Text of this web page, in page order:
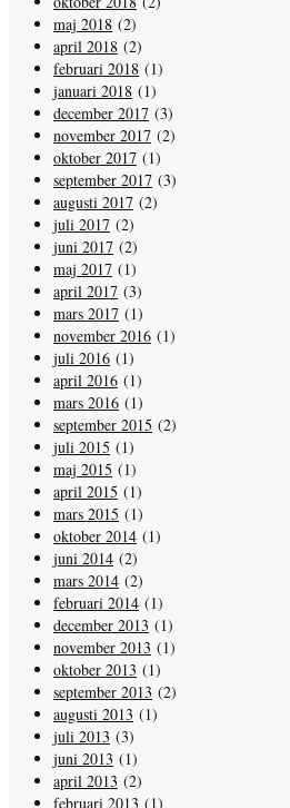
maj 2018 (2)
april 2018 (2)
februari 2018 (1)
januari 2018 (1)
december 2017 (3)
november 2017 (2)
oktober 2017 (1)
september 2017 (3)
augusti 2017 (2)
juli 2017 (2)
juni 2017 (2)
maj 2017 (1)
april 2017 (3)
mars 2017 (1)
november 2016 (1)
juli 2016 (1)
april 2016 (1)
mars 2016 (1)
september 2015 (2)
juli 2015 (1)
maj 2015 (1)
april 2015 (1)
mars 2015 (1)
oktober 2014 (1)
juni 2014 (2)
mars 2014 (2)
februari 2014 (1)
december 2013 (1)
november 2013 (1)
oktober 2013 (1)
september 2013 (2)
augusti 2013 (1)
juli 2013 (3)
juni 2013 (1)
april 2013 (2)
februari 2013 (1)